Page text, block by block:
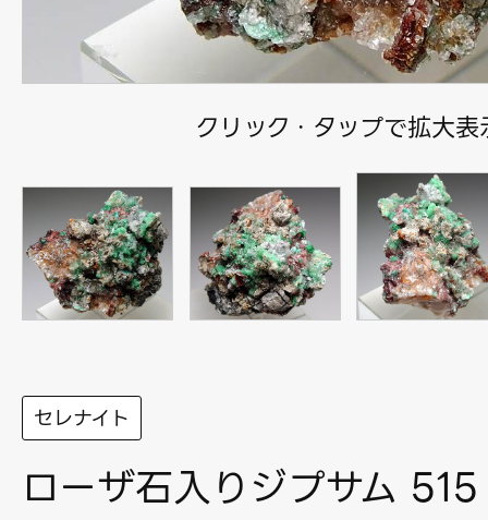
クリック・タップで拡大表
セレナイト
ローザ石入りジプサム